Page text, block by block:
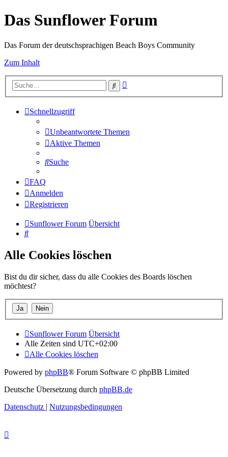
Das Sunflower Forum
Das Forum der deutschsprachigen Beach Boys Community
Zum Inhalt
Suche
Schnellzugriff
Unbeantwortete Themen
Aktive Themen
Suche
FAQ
Anmelden
Registrieren
Sunflower Forum Übersicht
Suche
Alle Cookies löschen
Bist du dir sicher, dass du alle Cookies des Boards löschen
möchtest?
Sunflower Forum Übersicht
Alle Zeiten sind UTC+02:00
Alle Cookies löschen
Powered by phpBB® Forum Software © phpBB Limited
Deutsche Übersetzung durch phpBB.de
Datenschutz | Nutzungsbedingungen